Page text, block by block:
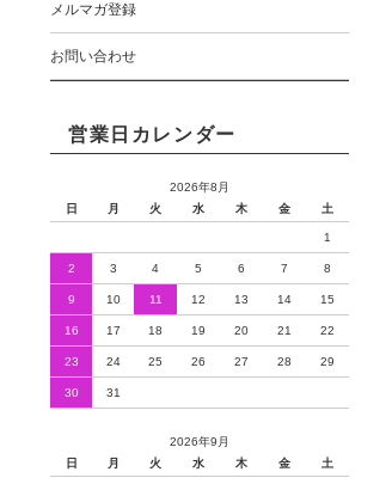
メルマガ登録
お問い合わせ
営業日カレンダー
2026年8月
日
月 火 水 木 金 土
1
2 3 4 5 6 7 8
9 10 11 12 13 14 15
16 17 18 19 20 21 22
23 24 25 26 27 28 29
30 31
2026年9月
日
月 火 水 木 金 土